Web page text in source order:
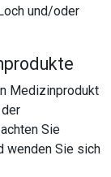
und/oder
Medizinprodukt
Sie
wenden Sie sich